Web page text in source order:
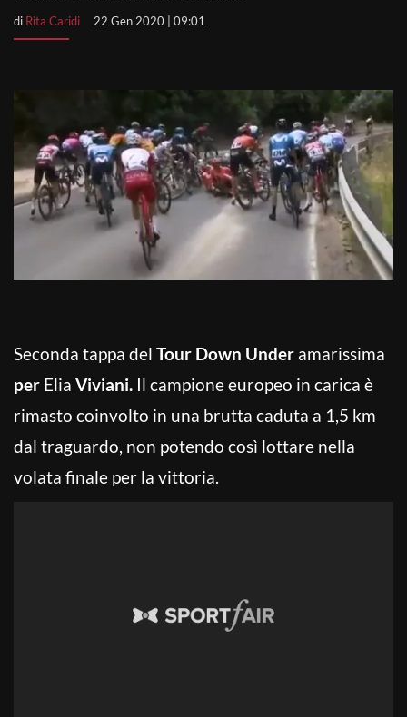
di Rita Caridi 22 Gen 2020 | 09:01
Seconda tappa del Tour Down Under amarissima
per Elia Viviani. Il campione europeo in carica è
rimasto coinvolto in una brutta caduta a 1,5 km
dal traguardo, non potendo così lottare nella
volata finale per la vittoria.